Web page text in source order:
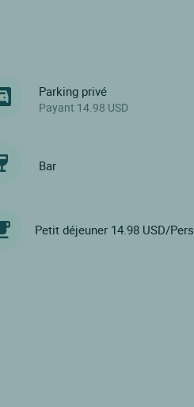
Parking privé
Payant 14.98 USD
Bar
Petit déjeuner 14.98 USD/Pers